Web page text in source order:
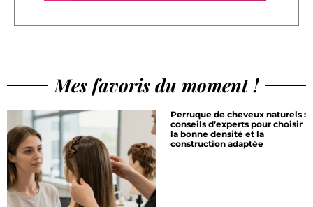
Mes favoris du moment !
Perruque de cheveux naturels :
conseils d’experts pour choisir
la bonne densité et la
construction adaptée